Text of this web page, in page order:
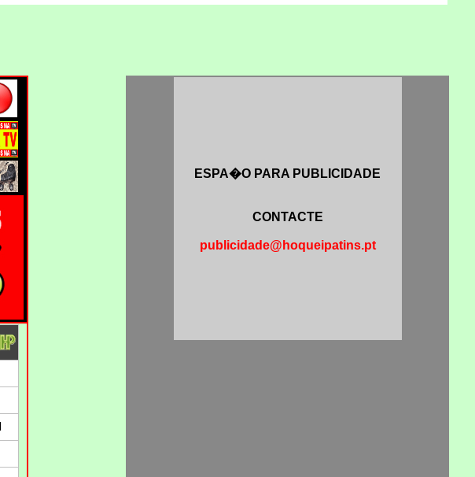
ESPA�O PARA PUBLICIDADE
CONTACTE
publicidade@hoqueipatins.pt